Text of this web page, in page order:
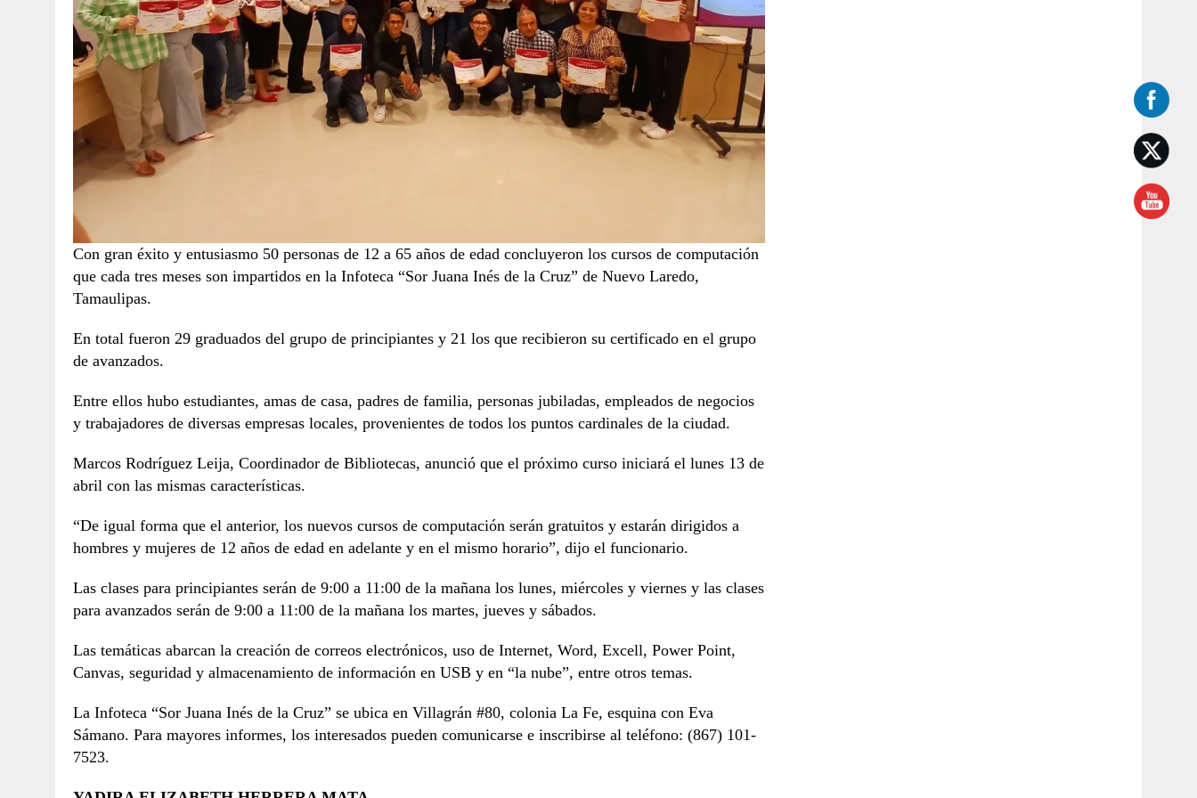
Con gran éxito y entusiasmo 50 personas de 12 a 65 años de edad concluyeron los cursos de computación
que cada tres meses son impartidos en la Infoteca “Sor Juana Inés de la Cruz” de Nuevo Laredo,
Tamaulipas.
En total fueron 29 graduados del grupo de principiantes y 21 los que recibieron su certificado en el grupo
de avanzados.
Entre ellos hubo estudiantes, amas de casa, padres de familia, personas jubiladas, empleados de negocios
y trabajadores de diversas empresas locales, provenientes de todos los puntos cardinales de la ciudad.
Marcos Rodríguez Leija, Coordinador de Bibliotecas, anunció que el próximo curso iniciará el lunes 13 de
abril con las mismas características.
“De igual forma que el anterior, los nuevos cursos de computación serán gratuitos y estarán dirigidos a
hombres y mujeres de 12 años de edad en adelante y en el mismo horario”, dijo el funcionario.
Las clases para principiantes serán de 9:00 a 11:00 de la mañana los lunes, miércoles y viernes y las clases
para avanzados serán de 9:00 a 11:00 de la mañana los martes, jueves y sábados.
Las temáticas abarcan la creación de correos electrónicos, uso de Internet, Word, Excell, Power Point,
Canvas, seguridad y almacenamiento de información en USB y en “la nube”, entre otros temas.
La Infoteca “Sor Juana Inés de la Cruz” se ubica en Villagrán #80, colonia La Fe, esquina con Eva
Sámano. Para mayores informes, los interesados pueden comunicarse e inscribirse al teléfono: (867) 101-
7523.